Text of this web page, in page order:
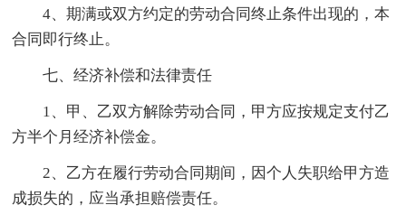
4、期满或双方约定的劳动合同终止条件出现的，本
合同即行终止。
七、经济补偿和法律责任
1、甲、乙双方解除劳动合同，甲方应按规定支付乙
方半个月经济补偿金。
2、乙方在履行劳动合同期间，因个人失职给甲方造
成损失的，应当承担赔偿责任。